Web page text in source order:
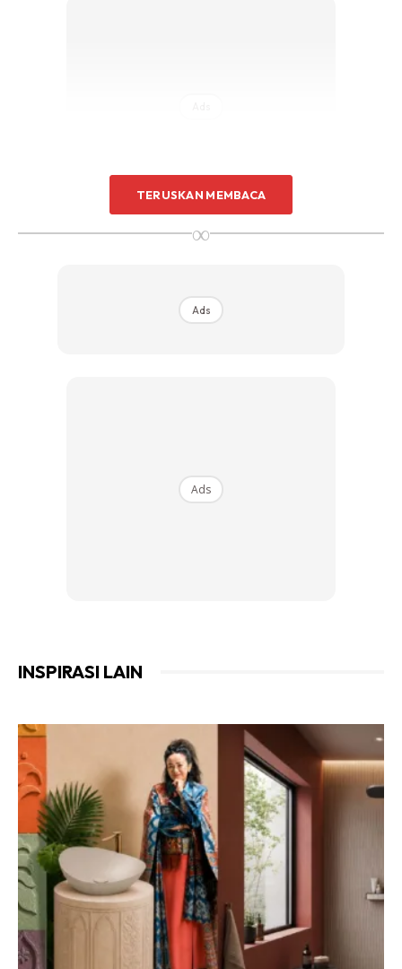
2. Mulakan melekat pelekat jubin dari bahagian titik tengah
yang telah ditetapkan
TERUSKAN MEMBACA
∞
Ads
Ads
INSPIRASI LAIN